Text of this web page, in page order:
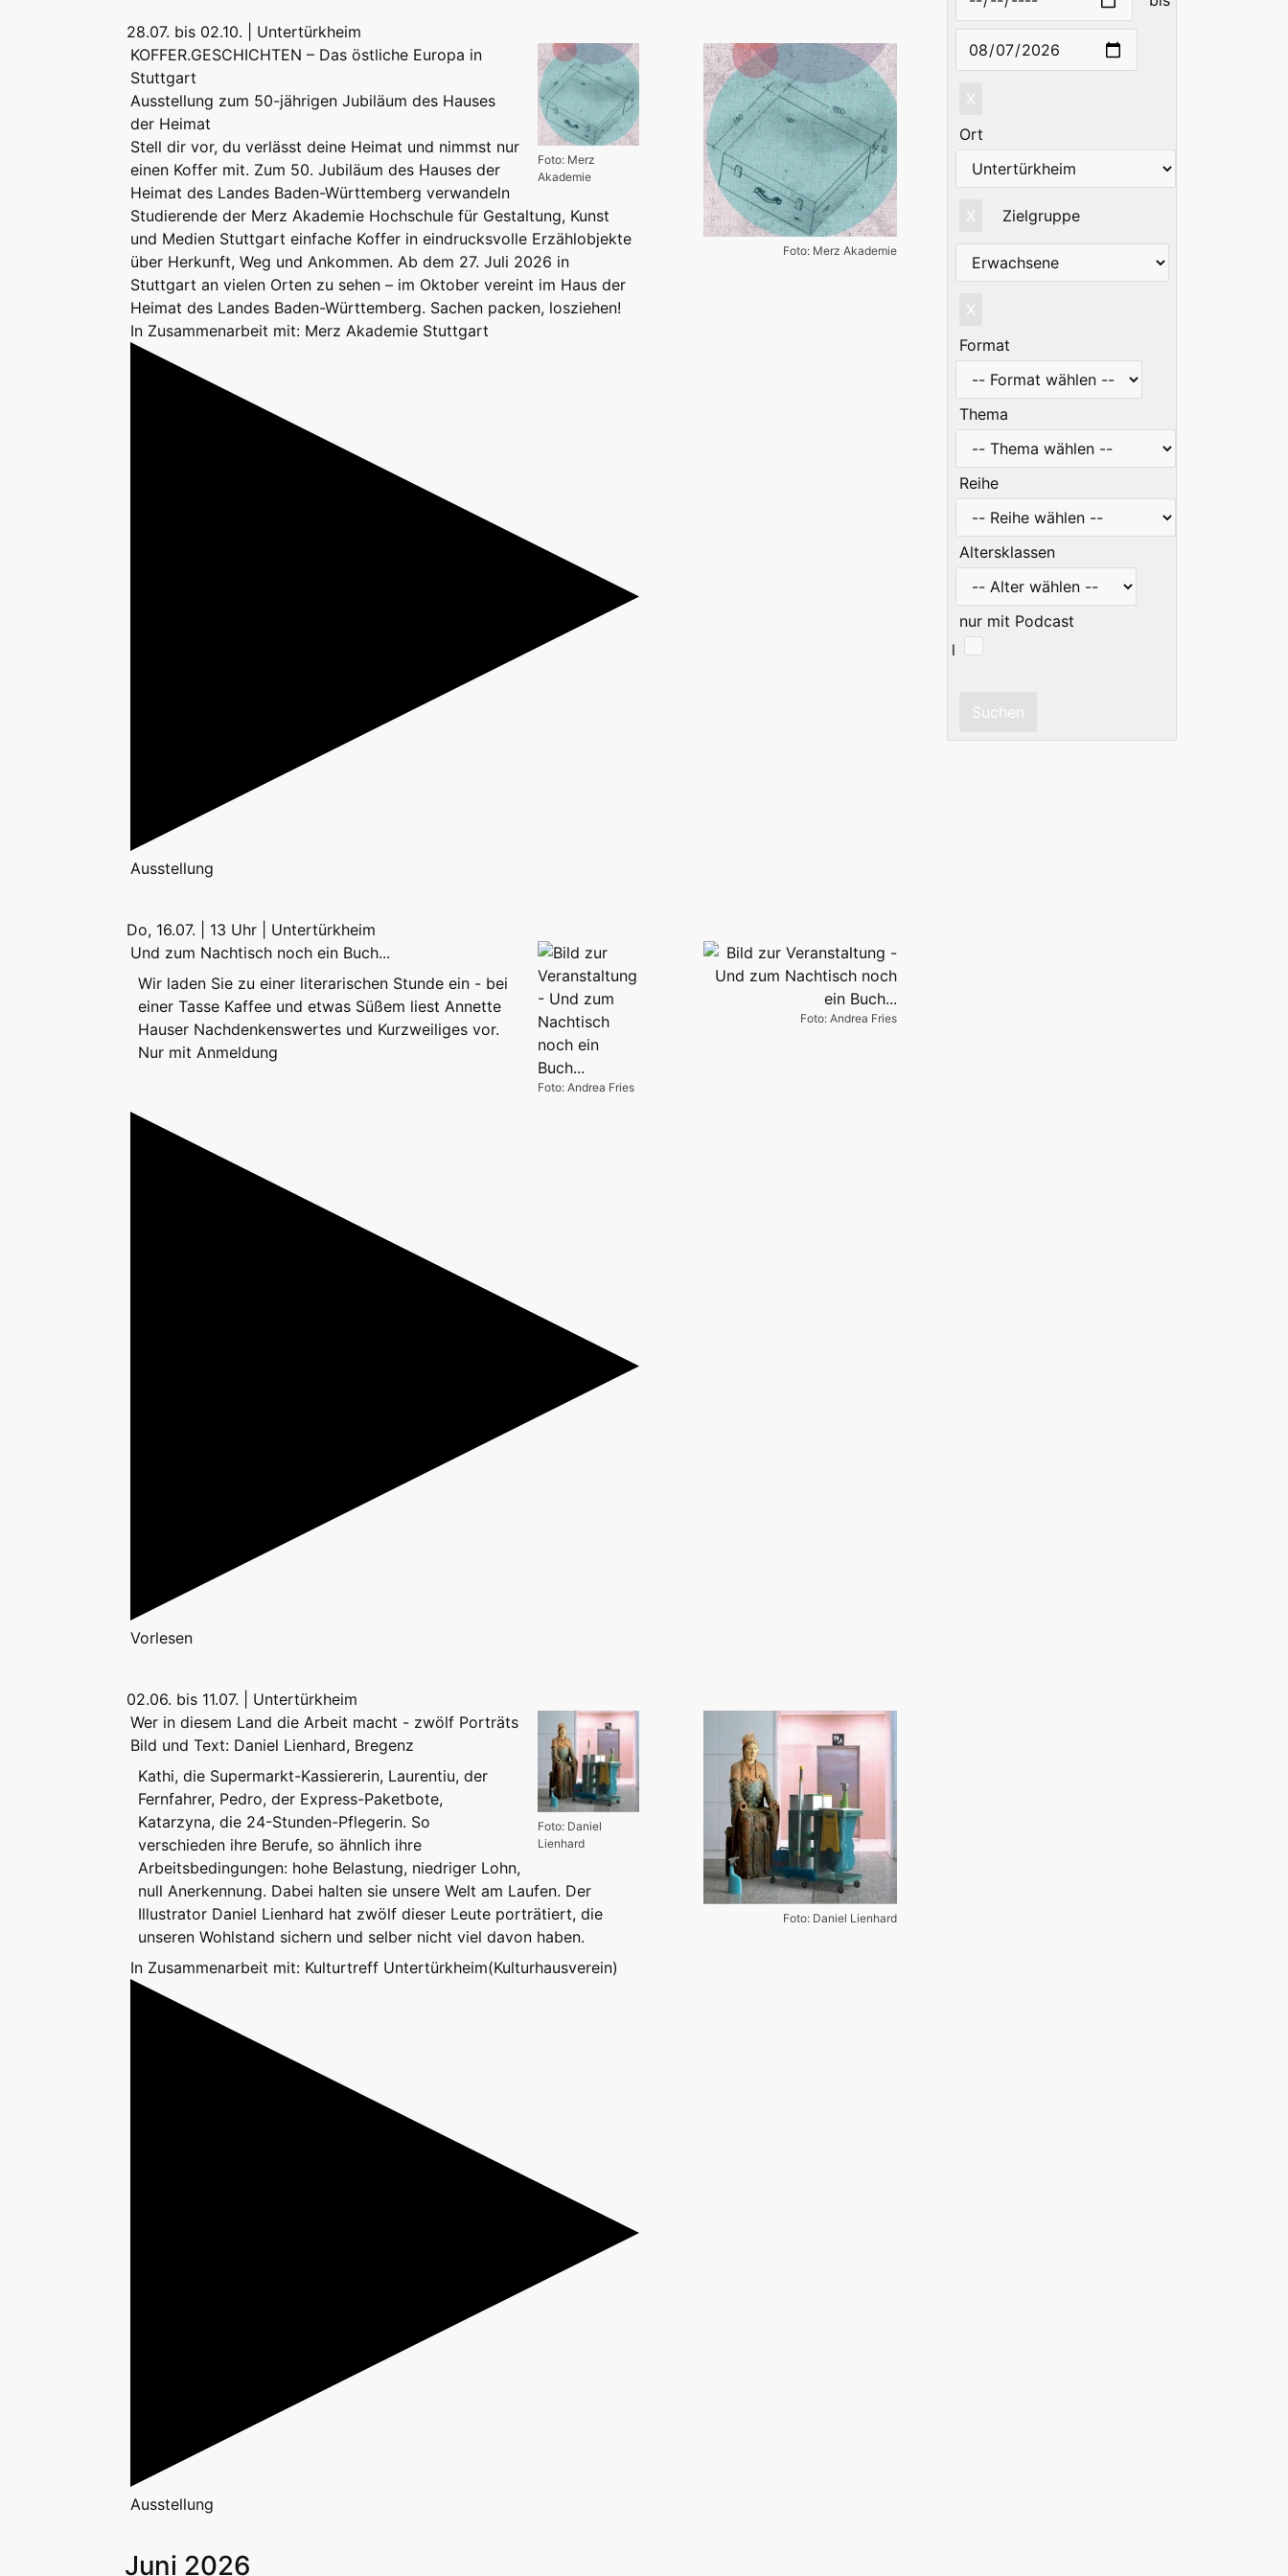
X
Ort
X Zielgruppe
X
Format
Thema
Reihe
Altersklassen
nur mit Podcast
l
28.07. bis 02.10. | Untertürkheim
Foto: Merz
Akademie
KOFFER.GESCHICHTEN – Das östliche Europa in
Stuttgart
Ausstellung zum 50-jährigen Jubiläum des Hauses
der Heimat
Stell dir vor, du verlässt deine Heimat und nimmst nur
einen Koffer mit. Zum 50. Jubiläum des Hauses der
Heimat des Landes Baden-Württemberg verwandeln
Studierende der Merz Akademie Hochschule für Gestaltung, Kunst
und Medien Stuttgart einfache Koffer in eindrucksvolle Erzählobjekte
über Herkunft, Weg und Ankommen. Ab dem 27. Juli 2026 in
Stuttgart an vielen Orten zu sehen – im Oktober vereint im Haus der
Heimat des Landes Baden-Württemberg. Sachen packen, losziehen!
In Zusammenarbeit mit: Merz Akademie Stuttgart
Ausstellung
Foto: Merz Akademie
Do, 16.07. | 13 Uhr | Untertürkheim
Foto: Andrea Fries
Und zum Nachtisch noch ein Buch...
Wir laden Sie zu einer literarischen Stunde ein - bei
einer Tasse Kaffee und etwas Süßem liest Annette
Hauser Nachdenkenswertes und Kurzweiliges vor.
Nur mit Anmeldung
Vorlesen
Foto: Andrea Fries
02.06. bis 11.07. | Untertürkheim
Foto: Daniel
Lienhard
Wer in diesem Land die Arbeit macht - zwölf Porträts
Bild und Text: Daniel Lienhard, Bregenz
Kathi, die Supermarkt-Kassiererin, Laurentiu, der
Fernfahrer, Pedro, der Express-Paketbote,
Katarzyna, die 24-Stunden-Pflegerin. So
verschieden ihre Berufe, so ähnlich ihre
Arbeitsbedingungen: hohe Belastung, niedriger Lohn,
null Anerkennung. Dabei halten sie unsere Welt am Laufen. Der
Illustrator Daniel Lienhard hat zwölf dieser Leute porträtiert, die
unseren Wohlstand sichern und selber nicht viel davon haben.
In Zusammenarbeit mit: Kulturtreff Untertürkheim(Kulturhausverein)
Ausstellung
Foto: Daniel Lienhard
Juni 2026